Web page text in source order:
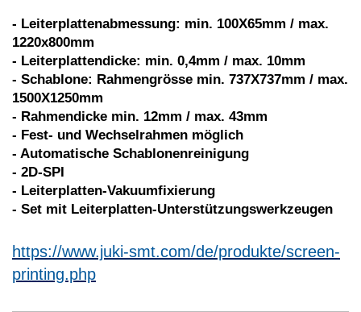
- Leiterplattenabmessung: min. 100X65mm / max.
1220x800mm
- Leiterplattendicke: min. 0,4mm / max. 10mm
- Schablone: Rahmengrösse min. 737X737mm / max.
1500X1250mm
- Rahmendicke min. 12mm / max. 43mm
- Fest- und Wechselrahmen möglich
- Automatische Schablonenreinigung
- 2D-SPI
- Leiterplatten-Vakuumfixierung
- Set mit Leiterplatten-Unterstützungswerkzeugen
https://www.juki-smt.com/de/produkte/screen-
printing.php